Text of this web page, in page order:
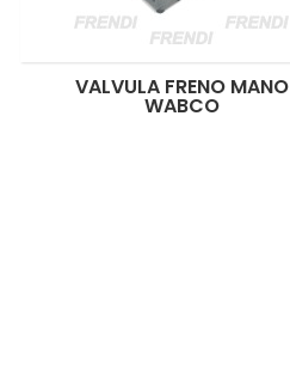
VALVULA FRENO MANO
WABCO